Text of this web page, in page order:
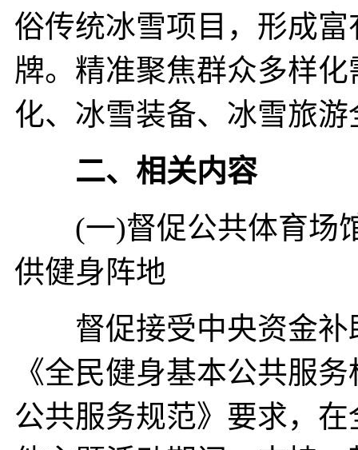
俗传统冰雪项目，形成
牌。精准聚焦群众多样
化、冰雪装备、冰雪旅
二、相关内容
(一)督促公共体育场馆
供健身阵地
督促接受中央资金补
《全民健身基本公共服
公共服务规范》要求，